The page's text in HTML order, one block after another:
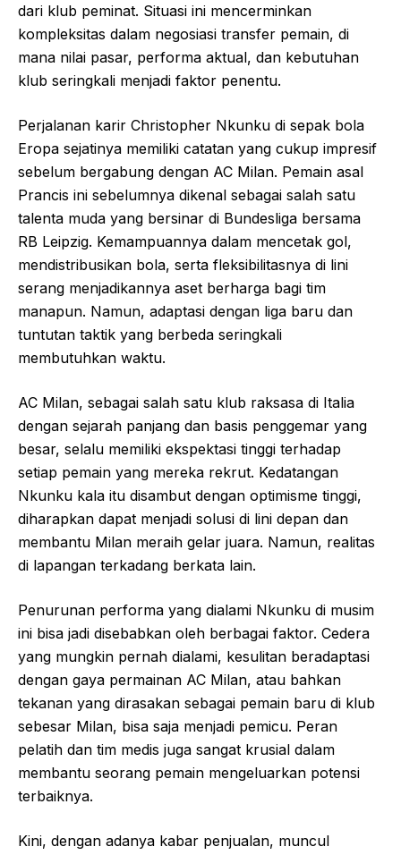
dari klub peminat. Situasi ini mencerminkan
kompleksitas dalam negosiasi transfer pemain, di
mana nilai pasar, performa aktual, dan kebutuhan
klub seringkali menjadi faktor penentu.
Perjalanan karir Christopher Nkunku di sepak bola
Eropa sejatinya memiliki catatan yang cukup impresif
sebelum bergabung dengan AC Milan. Pemain asal
Prancis ini sebelumnya dikenal sebagai salah satu
talenta muda yang bersinar di Bundesliga bersama
RB Leipzig. Kemampuannya dalam mencetak gol,
mendistribusikan bola, serta fleksibilitasnya di lini
serang menjadikannya aset berharga bagi tim
manapun. Namun, adaptasi dengan liga baru dan
tuntutan taktik yang berbeda seringkali
membutuhkan waktu.
AC Milan, sebagai salah satu klub raksasa di Italia
dengan sejarah panjang dan basis penggemar yang
besar, selalu memiliki ekspektasi tinggi terhadap
setiap pemain yang mereka rekrut. Kedatangan
Nkunku kala itu disambut dengan optimisme tinggi,
diharapkan dapat menjadi solusi di lini depan dan
membantu Milan meraih gelar juara. Namun, realitas
di lapangan terkadang berkata lain.
Penurunan performa yang dialami Nkunku di musim
ini bisa jadi disebabkan oleh berbagai faktor. Cedera
yang mungkin pernah dialami, kesulitan beradaptasi
dengan gaya permainan AC Milan, atau bahkan
tekanan yang dirasakan sebagai pemain baru di klub
sebesar Milan, bisa saja menjadi pemicu. Peran
pelatih dan tim medis juga sangat krusial dalam
membantu seorang pemain mengeluarkan potensi
terbaiknya.
Kini, dengan adanya kabar penjualan, muncul